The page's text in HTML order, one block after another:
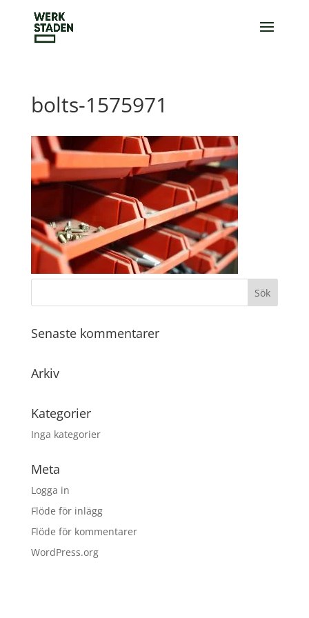
bolts-1575971
Senaste kommentarer
Arkiv
Kategorier
Inga kategorier
Meta
Logga in
Flöde för inlägg
Flöde för kommentarer
WordPress.org